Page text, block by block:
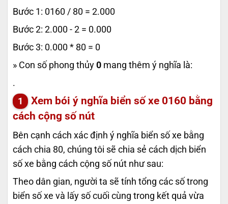
Bước 1: 0160 / 80 = 2.000
Bước 2: 2.000 - 2 = 0.000
Bước 3: 0.000 * 80 = 0
» Con số phong thủy 0 mang thêm ý nghĩa là:
.
Xem bói ý nghĩa biển số xe 0160 bằng
cách cộng số nút
Bên cạnh cách xác định ý nghĩa biển số xe bằng
cách chia 80, chúng tôi sẽ chia sẻ cách dịch biển
số xe bằng cách cộng số nút như sau:
Theo dân gian, người ta sẽ tính tổng các số trong
biển số xe và lấy số cuối cùng trong kết quả vừa